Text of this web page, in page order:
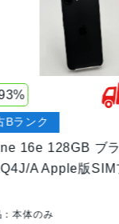
サイズ・重さ
カラー
容量
16e 128GB ブ
A Apple版SIM
Bランク
：本体のみ